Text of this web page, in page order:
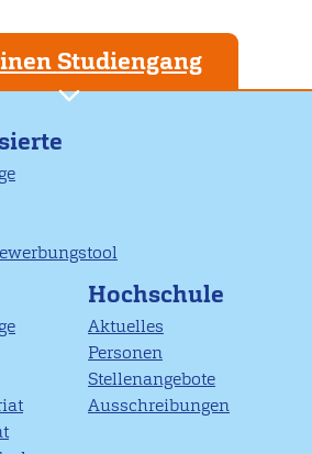
Studiengang
Hochschule
Aktuelles
Personen
Stellenangebote
Ausschreibungen